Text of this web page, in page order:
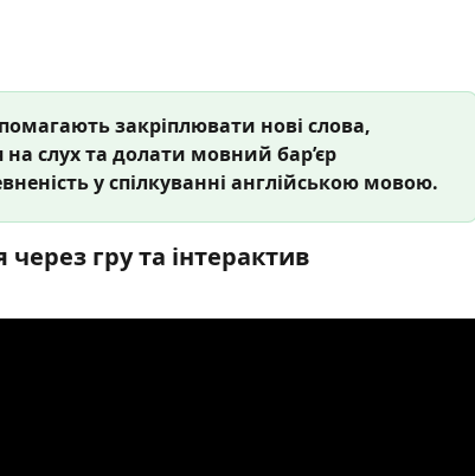
закріплювати нові слова,
слух та долати мовний бар’єр
у спілкуванні англійською мовою.
гру та інтерактив